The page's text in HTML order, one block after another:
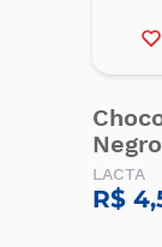
LACTA
R$